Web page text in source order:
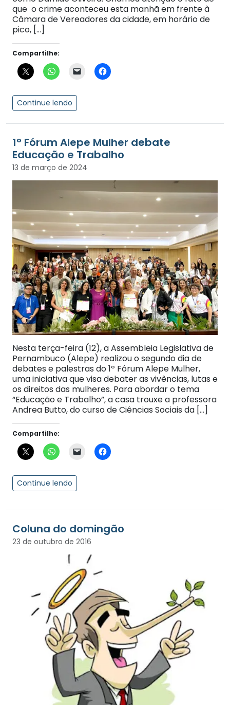
que o crime aconteceu esta manhã em frente à
Câmara de Vereadores da cidade, em horário de
pico, […]
Compartilhe:
Continue lendo
1º Fórum Alepe Mulher debate
Educação e Trabalho
13 de março de 2024
Nesta terça-feira (12), a Assembleia Legislativa de
Pernambuco (Alepe) realizou o segundo dia de
debates e palestras do 1º Fórum Alepe Mulher,
uma iniciativa que visa debater as vivências, lutas e
os direitos das mulheres. Para abordar o tema
“Educação e Trabalho”, a casa trouxe a professora
Andrea Butto, do curso de Ciências Sociais da […]
Compartilhe:
Continue lendo
Coluna do domingão
23 de outubro de 2016